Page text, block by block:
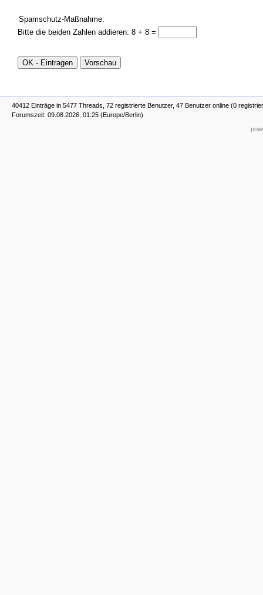
Spamschutz-Maßnahme:
Bitte die beiden Zahlen addieren: 8 + 8 =
40412 Einträge in 5477 Threads, 72 registrierte Benutzer, 47 Benutzer online (0
Forumszeit: 09.08.2026, 01:25 (Europe/Berlin)